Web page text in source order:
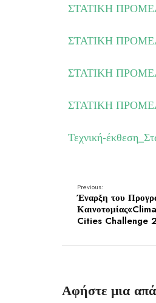
ΣΤΑΤΙΚΗ
ΣΤΑΤΙΚΗ
ΣΤΑΤΙΚΗ
ΣΤΑΤΙΚΗ
Τεχνική-
Previous:
Έναρξη του
Cities Challenge
Αφήστε μια